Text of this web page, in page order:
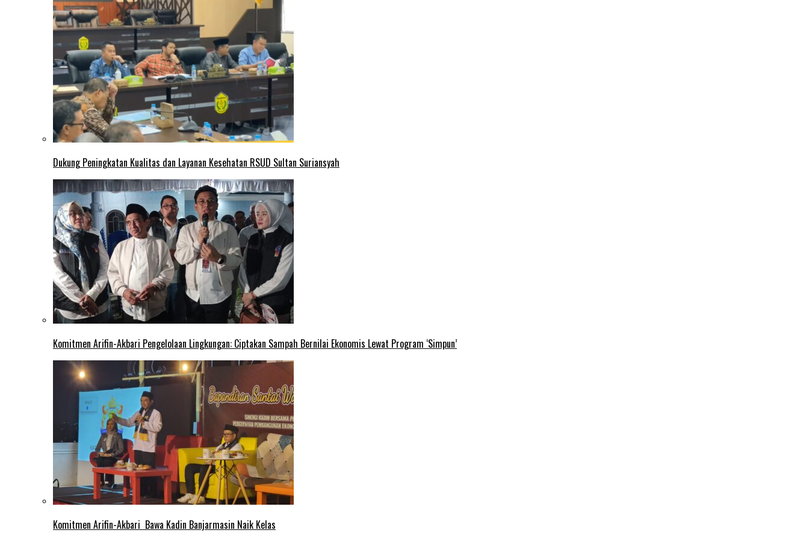
Dukung Peningkatan Kualitas dan Layanan Kesehatan RSUD Sultan Suriansyah
Komitmen Arifin-Akbari Pengelolaan Lingkungan: Ciptakan Sampah Bernilai Ekonomis Lewat Program ‘Simpun’
Komitmen Arifin-Akbari Bawa Kadin Banjarmasin Naik Kelas